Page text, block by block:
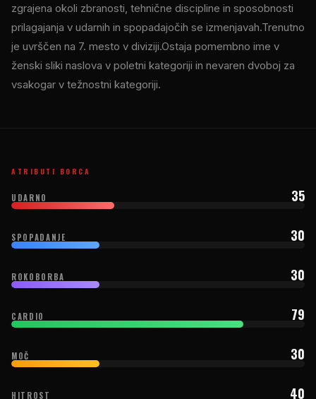
zgrajena okoli zbranosti, tehnične discipline in sposobnosti
prilagajanja v udarnih in spopadajočih se izmenjavah.Trenutno
je uvrščen na 7. mesto v diviziji.Ostaja pomembno ime v
ženski sliki naslova v poletni kategoriji in nevaren dvoboj za
vsakogar v težnostni kategoriji.
ATRIBUTI BORCA
UDARNO 35
SPOPADANJE 30
ROKOBORBA 30
CARDIO 79
MOČ 30
HITROST 40